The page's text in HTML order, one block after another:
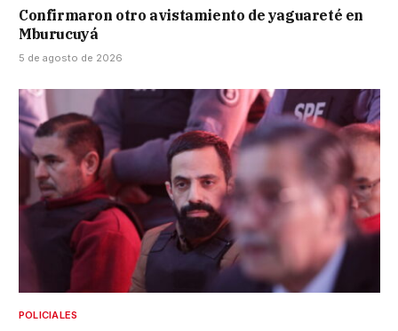
Confirmaron otro avistamiento de yaguareté en
Mburucuyá
5 de agosto de 2026
POLICIALES